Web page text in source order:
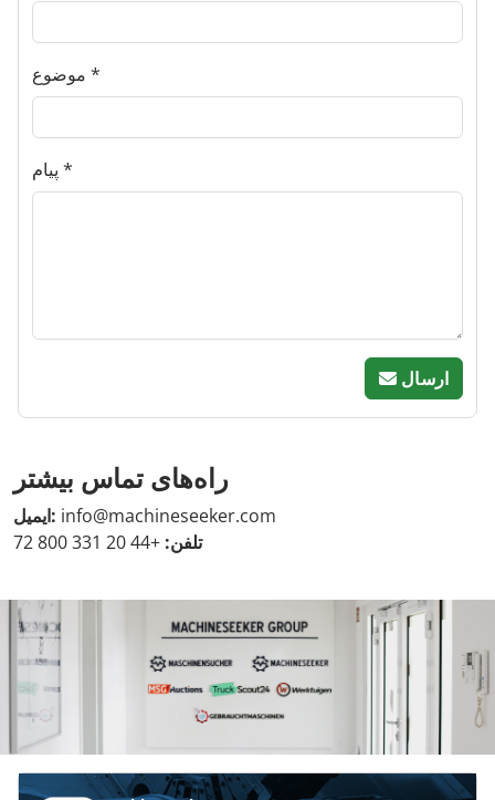
موضوع
پیام
ارسال
راه‌های تماس بیشتر
ایمیل: info@machineseeker.com
تلفن: +44 20 331 800 72